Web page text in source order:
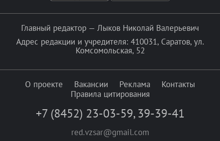
Главный редактор — Лыков Николай Валерьевич
Адрес редакции и учредителя: 410031, Саратов, ул.
Комсомольская, 52
О проекте Вакансии Реклама
Контакты
Правила цитирования
+7 (8452) 23-03-59, 39-39-41
red.vzsar@gmail.com